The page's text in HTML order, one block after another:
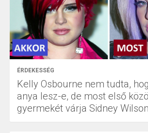
ÉRDEKESSÉG
Kelly Osbourne nem tudta,
anya lesz-e, de most első
gyermekét várja Sidney